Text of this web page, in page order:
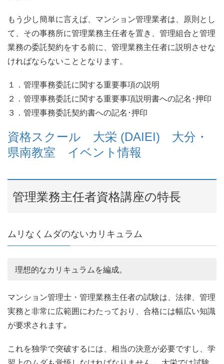
もう少し簡単に言えば、マンション管理業者は、原則とし
て、その事務所に管理業務主任者を置き、管理組合と管理
業務の委託契約をする前に、管理業務主任者に説明させな
ければならないこととなります。
１．管理事務委託に関する重要事項の説明
２．管理事務委託に関する重要事項説明書への記名･押印
３．管理事務委託契約書への記名･押印
資格スクール 大栄 (DAIEI) 大分・
県南教室 イベント情報
管理業務主任者資格講座の特長
ムリなくムダのないカリキュラム
理想的なカリキュラムを編成。
マンション管理士・管理業務主任者の試験は、法律、管理
実務と非常に広範囲にわたっており、合格には幅広い知識
が要求されます｡
これを独学で突破するには、相当の決意が必要ですし、学